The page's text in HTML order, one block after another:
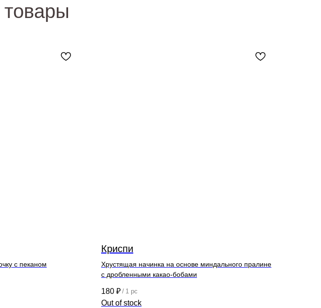
с пеканом
Криспи
Хрустящая начинка на основе миндального пралине
с дробленными какао-бобами
180 ₽ / 1 pc
Out of stock